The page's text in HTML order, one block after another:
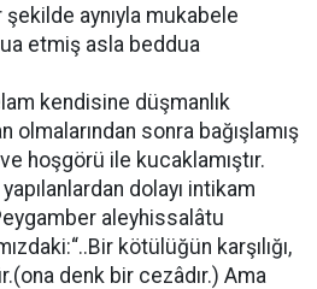
şekilde aynıyla mukabele
etmiş asla beddua
kendisine düşmanlık
sonra bağışlamış
hoşgörü ile kucaklamıştır.
dolayı intikam
aleyhissalâtu
kötülüğün karşılığı,
denk bir cezâdır.) Ama